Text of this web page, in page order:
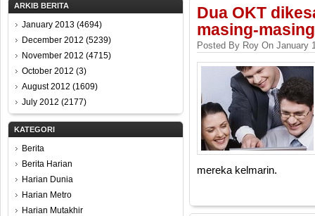
ARKIB BERITA
January 2013 (4694)
December 2012 (5239)
November 2012 (4715)
October 2012 (3)
August 2012 (1609)
July 2012 (2177)
KATEGORI
Berita
Berita Harian
Harian Dunia
Harian Metro
Harian Mutakhir
Dua OKT
masing-masing
Posted By Roy On January
mereka kelmarin.